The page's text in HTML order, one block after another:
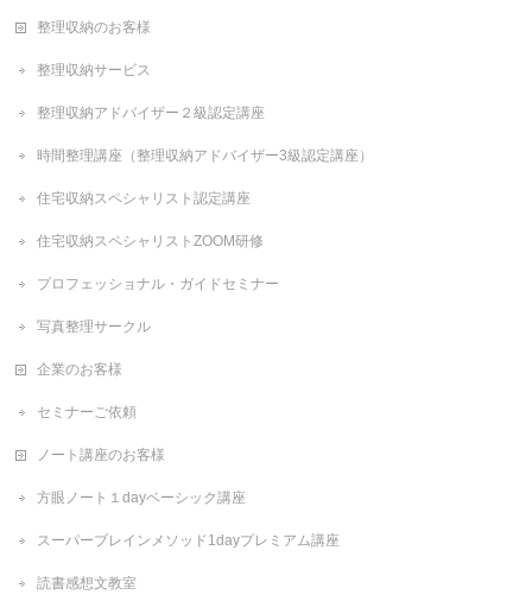
整理収納のお客様
整理収納サービス
整理収納アドバイザー２級認定講座
時間整理講座（整理収納アドバイザー3級認定講座）
住宅収納スペシャリスト認定講座
住宅収納スペシャリストZOOM研修
プロフェッショナル・ガイドセミナー
写真整理サークル
企業のお客様
セミナーご依頼
ノート講座のお客様
方眼ノート１dayベーシック講座
スーパーブレインメソッド1dayプレミアム講座
読書感想文教室